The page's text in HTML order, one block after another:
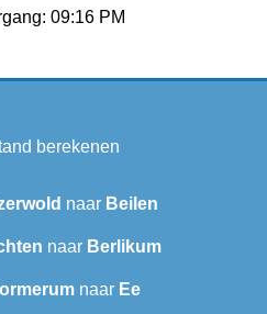
09:16 PM
berekenen
naar Beilen
naar Berlikum
naar Ee